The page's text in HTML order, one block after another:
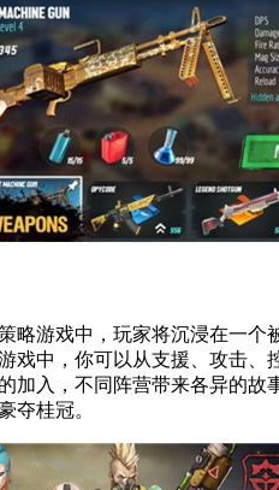
略游戏中，玩家将沉浸在一
戏中，你可以从支援、攻击
入，不同阵营带来各异的故
夺桂冠。